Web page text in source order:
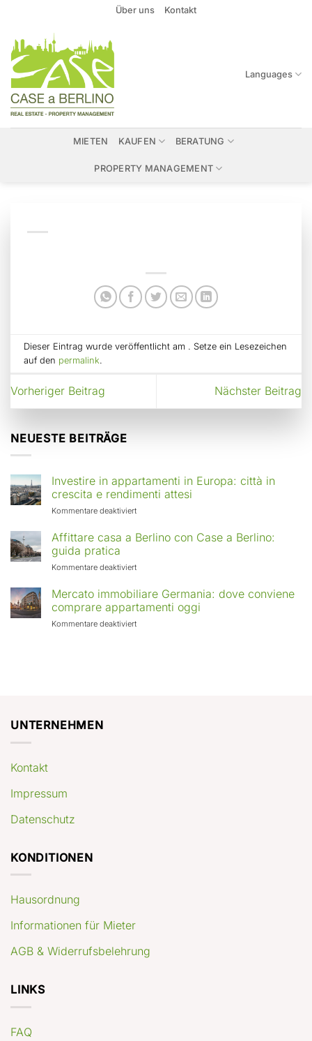
springen
Über uns Kontakt
Languages
MIETEN KAUFEN BERATUNG
PROPERTY MANAGEMENT
Dieser Eintrag wurde veröffentlicht am . Setze ein Lesezeichen
auf den permalink.
Vorheriger Beitrag Nächster Beitrag
NEUESTE BEITRÄGE
Investire in appartamenti in Europa: città in
crescita e rendimenti attesi
Kommentare deaktiviertfür
in
Europa:
in
crescita
rendimenti
Affittare casa a Berlino con Case a Berlino:
guida pratica
Kommentare deaktiviertfür
casa
a
Berlino
con
Mercato immobiliare Germania: dove conviene
comprare appartamenti oggi
Kommentare deaktiviertfür
UNTERNEHMEN
Kontakt
Impressum
Datenschutz
KONDITIONEN
Hausordnung
Informationen für Mieter
AGB & Widerrufsbelehrung
LINKS
FAQ